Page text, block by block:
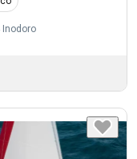
Inodoro